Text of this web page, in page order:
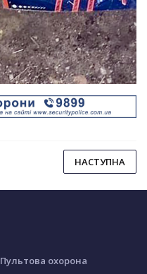
НАСТУПНА
Пультова охорона